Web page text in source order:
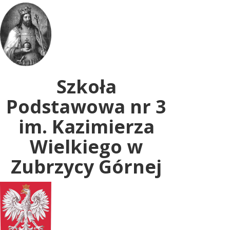
Uwaga:
ta
witryna
zawiera
system
dostępności.
Szkoła
Podstawowa nr 3
im. Kazimierza
Wielkiego w
Zubrzycy Górnej